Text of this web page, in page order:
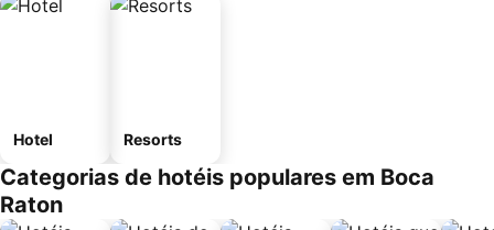
Hotel Resorts
Categorias de hotéis populares em Boca
Raton